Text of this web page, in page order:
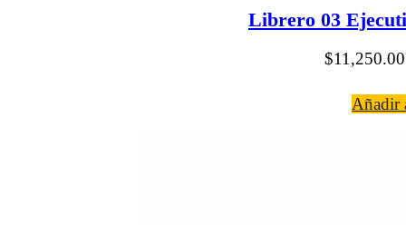
Librero 03
$11,250.00
Añadir